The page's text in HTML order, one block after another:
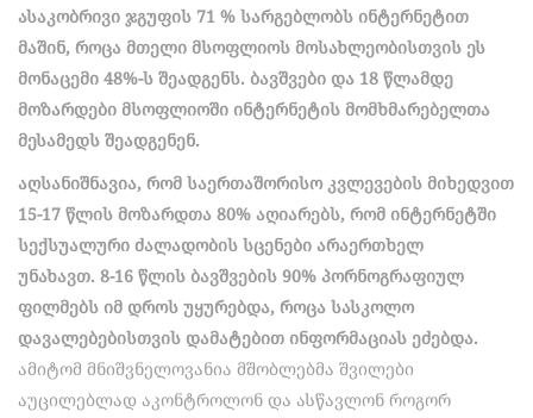
ასაკობრივი ჯგუფის 71 % სარგებლობს ინტერნეტით
მაშინ, როცა მთელი მსოფლიოს მოსახლეობისთვის ეს
მონაცემი 48%-ს შეადგენს. ბავშვები და 18 წლამდე
მოზარდები მსოფლიოში ინტერნეტის მომხმარებელთა
მესამედს შეადგენენ.
აღსანიშნავია, რომ საერთაშორისო კვლევების მიხედვით
15-17 წლის მოზარდთა 80% აღიარებს, რომ ინტერნეტში
სექსუალური ძალადობის სცენები არაერთხელ
უნახავთ. 8-16 წლის ბავშვების 90% პორნოგრაფიულ
ფილმებს იმ დროს უყურებდა, როცა სასკოლო
დავალებებისთვის დამატებით ინფორმაციას ეძებდა.
ამიტომ მნიშვნელოვანია მშობლებმა შვილები
აუცილებლად აკონტროლონ და ასწავლონ როგორ